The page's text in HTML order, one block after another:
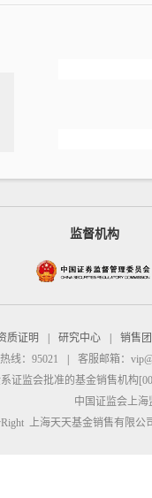
监督机构
质证明 研究中心
销售
线：95021
客服邮箱：
证监会批准的基金销售机构
中国证监会上
上海天天基金销售有限